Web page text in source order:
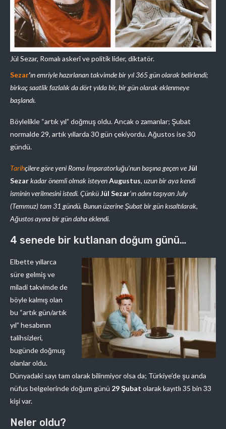
Jül Sezar, Romalı askerî ve politik lider, diktatör.
Sezar‘ın emriyle hazırlanan takvimde bir yıl 365 gün olarak belirlendi;
birkaç saatlik fazlalık da dört yılda bir, bir gün olarak eklenmeye
başlandı.
Böylelikle “artık yıl” doğmuş oldu. Ancak o zamanlar; Şubat
normalde 29, artık yıllarda 30 gün çekiyordu. Ağustos ise 30
gündü.
Tarihçilere göre yeni Roma İmparatorluğu’nun başına geçen veJül
Sezarkadar önemli olmak isteyenAugustus, uzun bir aya kendi
isminin verilmesini istedi. ÇünküJül Sezar‘ın adını taşıyan July
(Temmuz) tam 31 gündü. Bunun üzerine Şubat bir gün kısaltılarak,
Ağustos ayına bir gün daha eklendi.
4 senede bir kutlanan doğum günü…
Elbette yıllarca
süre gelmiş ve
miladi takvimde de
böyle kalmış olan
bu “artık gün/artık
yıl” hesabının
talihsizleri,
bugünde doğmuş
olanlar oldu.
Dünyadaki sayı tam olarak bilinmiyor olsa da; Türkiye’de şu anda
nüfus belgelerinde doğum günü 29 Şubat olarak kayıtlı 35 bin 33
kişi var.
Neler oldu?